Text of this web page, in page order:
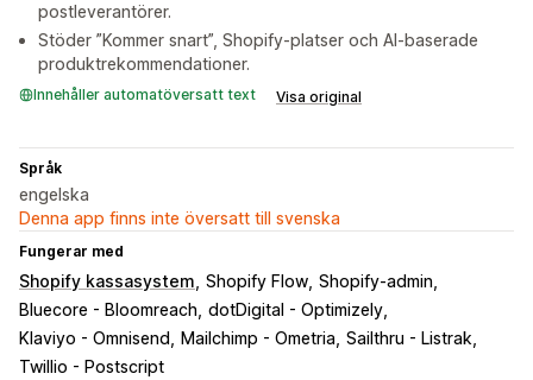
postleverantörer.
Stöder ”Kommer snart”, Shopify-platser och AI-baserade
produktrekommendationer.
Innehåller automatöversatt text Visa original
Språk
engelska
Denna app finns inte översatt till svenska
Fungerar med
Shopify kassasystem Shopify Flow Shopify-admin
Bluecore - Bloomreach dotDigital - Optimizely
Klaviyo - Omnisend
Mailchimp - Ometria Sailthru - Listrak
Twillio - Postscript